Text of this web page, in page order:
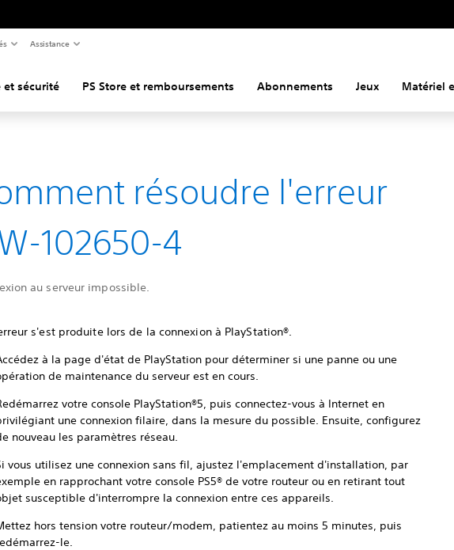
Assistance
et sécurité PS Store et remboursements Abonnements Jeux Matériel
résoudre l'erreur
102650-4
au serveur impossible.
s'est produite lors de la connexion à PlayStation®.
à la page d'état de PlayStation pour déterminer si une panne ou une
de maintenance du serveur est en cours.
votre console PlayStation®5, puis connectez-vous à Internet en
une connexion filaire, dans la mesure du possible. Ensuite, configurez
nouveau les paramètres réseau.
vous utilisez une connexion sans fil, ajustez l'emplacement d'installation, par
en rapprochant votre console PS5® de votre routeur ou en retirant tout
susceptible d'interrompre la connexion entre ces appareils.
hors tension votre routeur/modem, patientez au moins 5 minutes, puis
le.